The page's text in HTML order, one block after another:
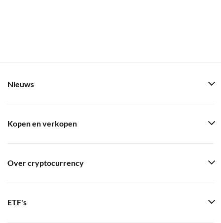
Nieuws
Kopen en verkopen
Over cryptocurrency
ETF's